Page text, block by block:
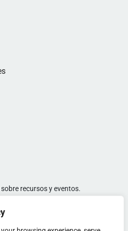
recursos y eventos.